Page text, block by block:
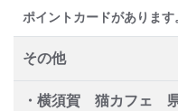
ポイントカードがあります
その他
・横須賀 猫カフェ